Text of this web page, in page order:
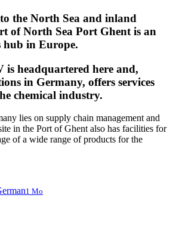
the North Sea and inland
of North Sea Port Ghent is an
hub in Europe.
is headquartered here and,
in Germany, offers services
chemical industry.
lies on supply chain management and
in the Port of Ghent also has facilities for
of a wide range of products for the
1 Mo